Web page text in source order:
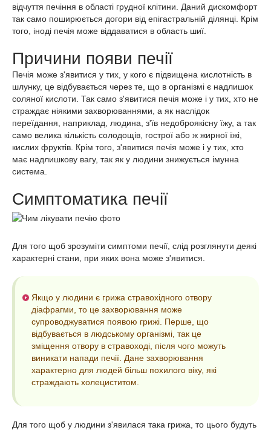
відчуття печіння в області грудної клітини. Даний дискомфорт
так само поширюється догори від епігастральній ділянці. Крім
того, іноді печія може віддаватися в область шиї.
Причини появи печії
Печія може з'явитися у тих, у кого є підвищена кислотність в
шлунку, це відбувається через те, що в організмі є надлишок
соляної кислоти. Так само з'явитися печія може і у тих, хто не
страждає ніякими захворюваннями, а як наслідок
переїдання, наприклад, людина, з'їв недоброякісну їжу, а так
само велика кількість солодощів, гострої або ж жирної їжі,
кислих фруктів. Крім того, з'явитися печія може і у тих, хто
має надлишкову вагу, так як у людини знижується імунна
система.
Симптоматика печії
Для того щоб зрозуміти симптоми печії, слід розглянути деякі
характерні стани, при яких вона може з'явитися.
Якщо у людини є грижа стравохідного отвору
діафрагми, то це захворювання може
супроводжуватися появою грижі. Перше, що
відбувається в людському організмі, так це
зміщення отвору в стравоході, після чого можуть
виникати напади печії. Дане захворювання
характерно для людей більш похилого віку, які
страждають холециститом.
Для того щоб у людини з'явилася така грижа, то цього будуть